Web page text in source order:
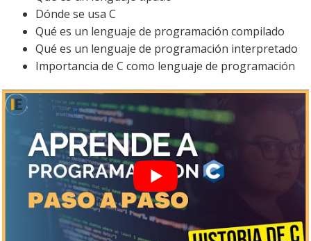
Dónde se usa C
Qué es un lenguaje de programación compilado
Qué es un lenguaje de programación interpretado
Importancia de C como lenguaje de programación